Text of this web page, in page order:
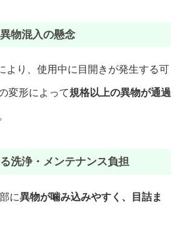
物混入の懸念
より、使用中に目開きが発生する可
変形によって規格以上の異物が通過
洗浄・メンテナンス負担
に異物が噛み込みやすく、目詰ま